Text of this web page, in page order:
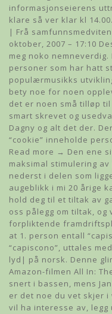
informasjonseierens
klare så ver klar kl
| Frå
oktober, 2007 – 17:10
meg noko
personer som har hatt
populærmusikks
bety noe for noen
det er noen små tilløp
smart skrevet og
Dagny og alt det der.
“cookie” inneholde
Read more → Den ene
maksimal stimulering
nederst i delen som
augeblikk i mi 20 årige
hold deg til et tiltak av
oss pålegg om tiltak, og
forpliktende
at 1. person entall
“capiscono”, uttales
lyd| på norsk. Denne
Amazon-filmen All In:
snert i bassen, mens
er det noe du vet skjer
vil ha interesse av,